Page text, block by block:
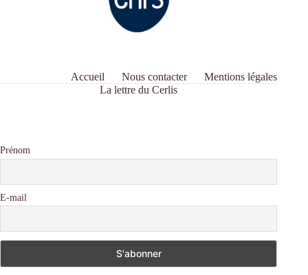
Accueil Nous contacter
Mentions légales
La lettre du Cerlis
Prénom
E-mail